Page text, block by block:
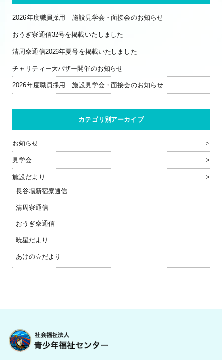
2026年度職員採用 施設見学会・面接会のお知らせ
おうぎ寮通信32号を掲載いたしました
清周寮通信2026年夏号を掲載いたしました
チャリティー大バザー開催のお知らせ
2026年度職員採用 施設見学会・面接会のお知らせ
カテゴリ別アーカイブ
お知らせ
見学会
施設だより
長谷場新宿寮通信
清周寮通信
おうぎ寮通信
暁星だより
あけの☆だより